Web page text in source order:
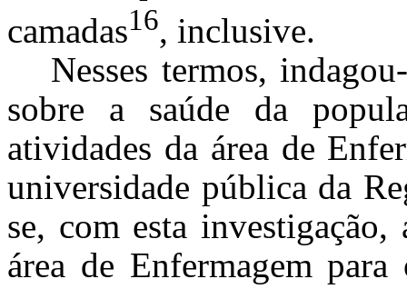
camadas16, inclusive.
Nesses termos,
sobre a saúde da
atividades da área de
universidade pública da
se, com esta
área de Enfermagem